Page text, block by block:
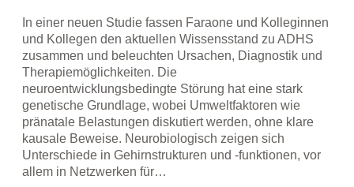
In einer neuen Studie fassen Faraone und Kolleginnen
und Kollegen den aktuellen Wissensstand zu ADHS
zusammen und beleuchten Ursachen, Diagnostik und
Therapiemöglichkeiten. Die
neuroentwicklungsbedingte Störung hat eine stark
genetische Grundlage, wobei Umweltfaktoren wie
pränatale Belastungen diskutiert werden, ohne klare
kausale Beweise. Neurobiologisch zeigen sich
Unterschiede in Gehirnstrukturen und -funktionen, vor
allem in Netzwerken für…